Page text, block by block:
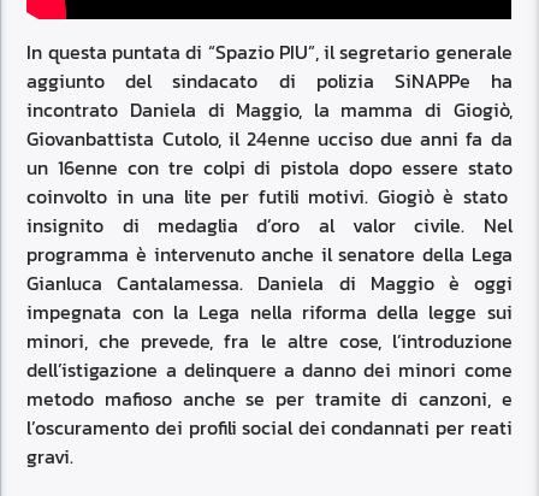
In questa puntata di “Spazio PIU”, il segretario generale
aggiunto del sindacato di polizia SiNAPPe ha
incontrato Daniela di Maggio, la mamma di Giogiò,
Giovanbattista Cutolo, il 24enne ucciso due anni fa da
un 16enne con tre colpi di pistola dopo essere stato
coinvolto in una lite per futili motivi. Giogiò è stato
insignito di medaglia d’oro al valor civile. Nel
programma è intervenuto anche il senatore della Lega
Gianluca Cantalamessa. Daniela di Maggio è oggi
impegnata con la Lega nella riforma della legge sui
minori, che prevede, fra le altre cose, l’introduzione
dell’istigazione a delinquere a danno dei minori come
metodo mafioso anche se per tramite di canzoni, e
l’oscuramento dei profili social dei condannati per reati
gravi.